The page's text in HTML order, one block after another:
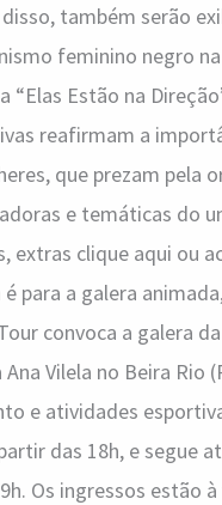
também serão
feminino negro
Estão na
reafirmam a
que prezam pela
e temáticas do
extras clique aqui ou
para a galera
convoca a galera
Vilela no Beira
e atividades
das 18h, e segue
Os ingressos estão